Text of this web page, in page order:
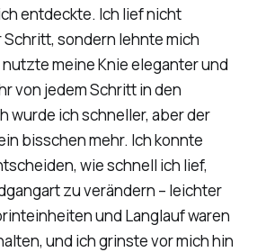
entdeckte. Ich lief nicht
sondern lehnte mich
meine Knie eleganter und
von jedem Schritt in den
wurde ich schneller, aber der
bisschen mehr. Ich konnte
wie schnell ich lief,
zu verändern – leichter
und Langlauf waren
und ich grinste vor mich hin